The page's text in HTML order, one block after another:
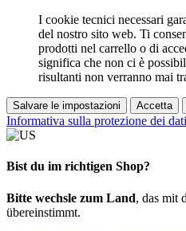
I cookie tecnici necessari
del nostro sito web. Ti
prodotti nel carrello o di
significa che non ci è
risultanti non verranno mai
Salvare le impostazioni Accetta
Informativa sulla protezione dei dati
Bist du im richtigen Shop?
Bitte wechsle zum Land, das mit
übereinstimmt.